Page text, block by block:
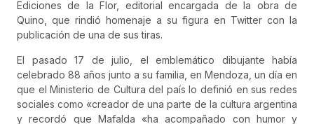
Ediciones de la Flor, editorial encargada de la obra de
Quino, que rindió homenaje a su figura en Twitter con la
publicación de una de sus tiras.
El pasado 17 de julio, el emblemático dibujante había
celebrado 88 años junto a su familia, en Mendoza, un día en
que el Ministerio de Cultura del país lo definió en sus redes
sociales como «creador de una parte de la cultura argentina
y recordó que Mafalda «ha acompañado con humor y